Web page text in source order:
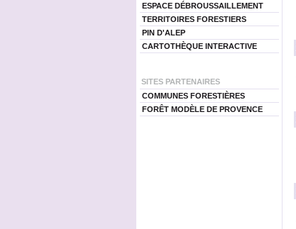
ESPACE DÉBROUSSAILLEMENT
TERRITOIRES FORESTIERS
PIN D'ALEP
CARTOTHÈQUE INTERACTIVE
SITES PARTENAIRES
COMMUNES FORESTIÈRES
FORÊT MODÈLE DE PROVENCE